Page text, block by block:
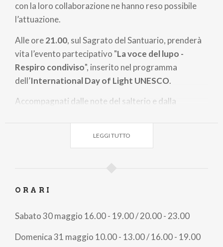
con la loro collaborazione ne hanno reso possibile
l’attuazione.
Alle ore21.00, sul Sagrato del Santuario, prenderà
vita l’evento partecipativo "La voce del lupo -
Respiro condiviso", inserito nel programma
dell’International Day of Light UNESCO.
Accompagnati dalle note del salterio e dalla
Vi invitiamo, se possibile, a indossare indumenti dai
spirituale e luminosa dell’evento.
LEGGI TUTTO
ORARI
Sabato 30 maggio 16.00 - 19.00 / 20.00 - 23.00
Domenica 31 maggio 10.00 - 13.00 / 16.00 - 19.00